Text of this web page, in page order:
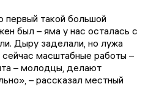
первый такой большой
был – яма у нас осталась с
Дыру заделали, но лужа
масштабные работы –
– молодцы, делают
– рассказал местный